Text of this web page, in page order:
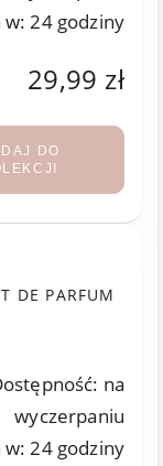
w: 24 godziny
29,99 zł
DO
DE PARFUM
na
wyczerpaniu
w: 24 godziny